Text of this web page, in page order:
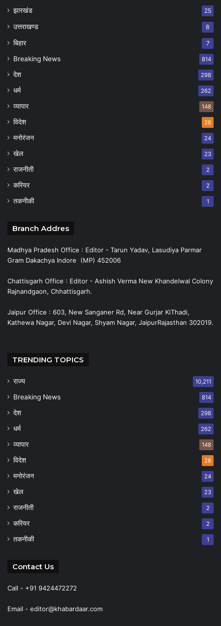
झारखंड 25
उत्तराखण्ड 8
बिहार 7
Breaking News 814
देश 298
धर्म 262
व्यापार 148
विदेश 28
मनोरंजन 24
खेल 23
राजनीती 2
करियर 2
तकनीकी 1
Branch Addres
Madhya Pradesh Office : Editor - Tarun Yadav, Lasudiya Parmar
Gram Dakachya Indore (MP) 452006
Chattisgarh Office : Editor - Ashish Verma New Khandelwal Colony
Rajnandgaon, Chhattisgarh.
Jaipur Office : 603, New Sanganer Rd, Near Gurjar KiThadi,
Kathewa Nagar, Devi Nagar, Shyam Nagar, JaipurRajasthan 302019.
TRENDING TOPICS
राज्य 10,211
Breaking News 814
देश 298
धर्म 262
व्यापार 148
विदेश 28
मनोरंजन 24
खेल 23
राजनीती 2
करियर 2
तकनीकी 1
Contact Us
Call - +91 9424472272
Email - editor@khabardaar.com